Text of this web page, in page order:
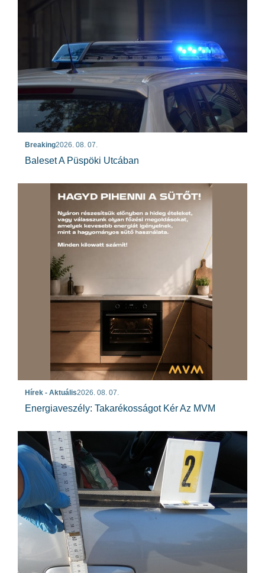
Breaking2026. 08. 07.
Baleset A Püspöki Utcában
Hírek - Aktuális2026. 08. 07.
Energiaveszély: Takarékosságot Kér Az MVM